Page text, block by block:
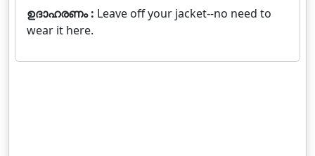
ഉദാഹരണം : Leave off your jacket--no need to
wear it here.